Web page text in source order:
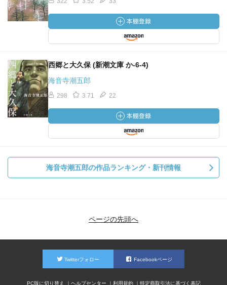
西郷と大久保 (新潮文庫 か-6-4)
海音寺潮五郎
298 3.71 22
海音寺潮五郎の作品ランキング・新刊情報
ページの先頭へ
Twitterフォロー Facebookページ
PC版に切り替え ヘルプセンター 利用規約 特定商取引法に基づく表記